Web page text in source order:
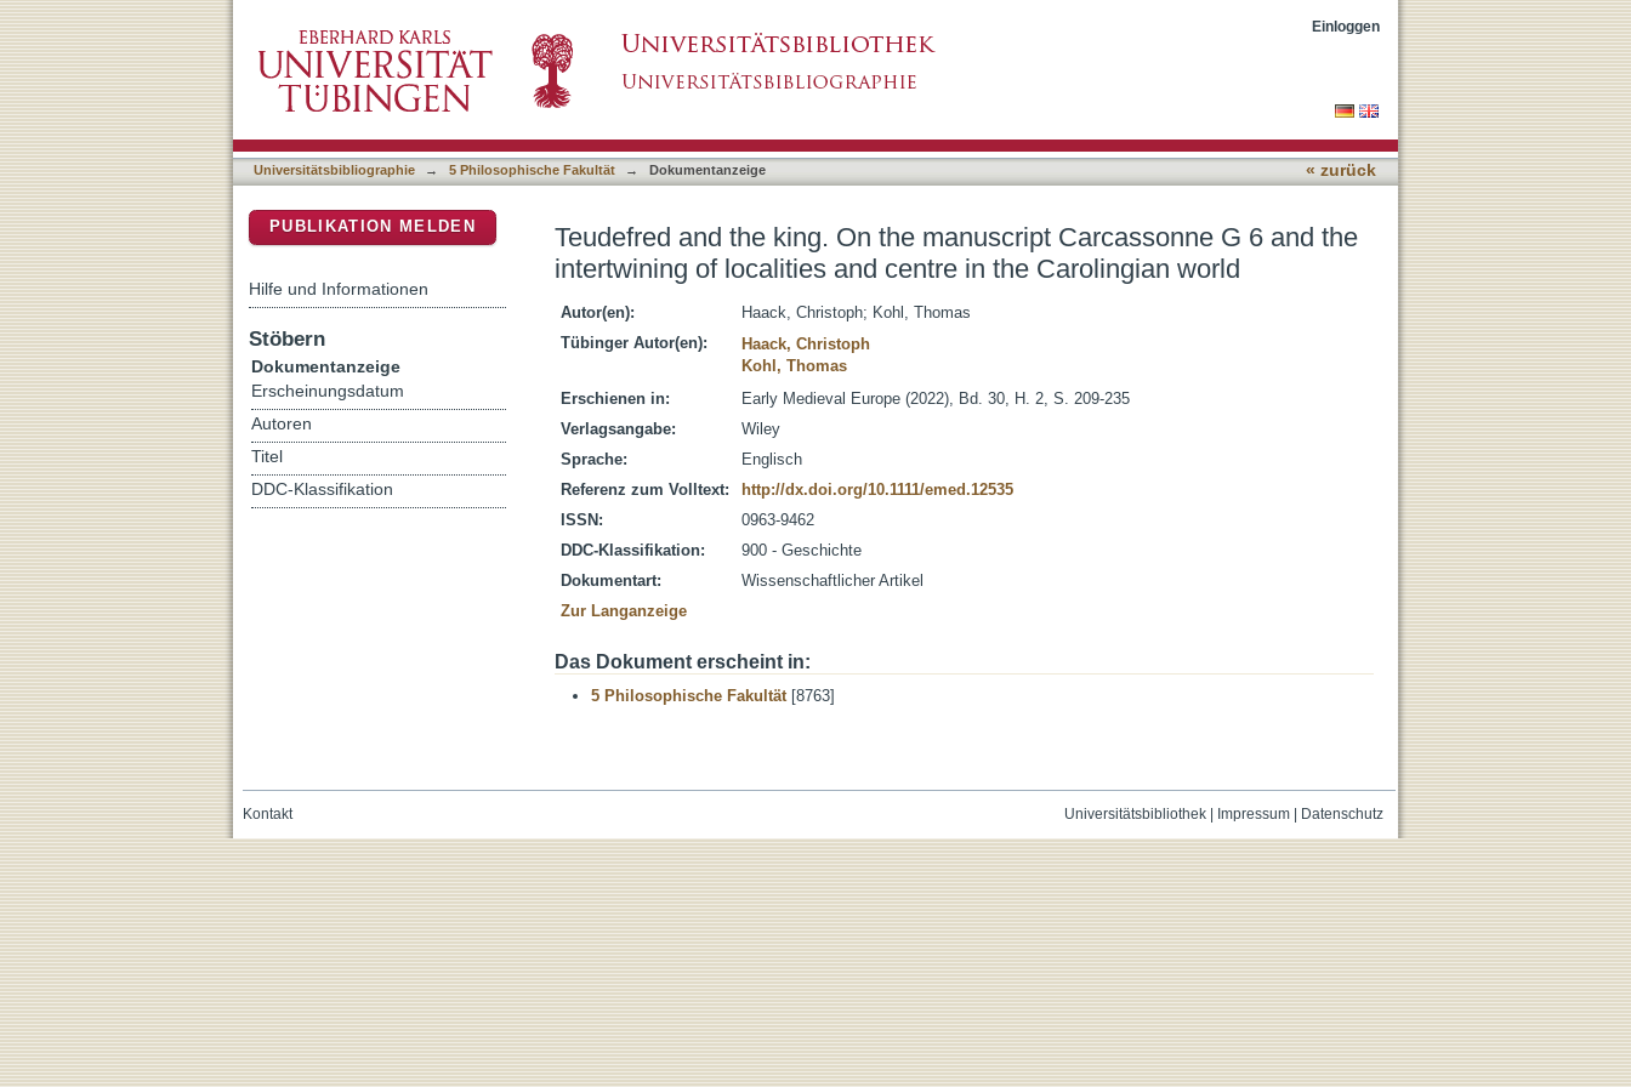
Teudefred and the king. On the manuscript Carcassonne G 6 and the intertwining of localities and
centre in the Carolingian world
Einloggen
Universitätsbibliographie → 5 Philosophische Fakultät → Dokumentanzeige « zurück
Teudefred and the king. On the manuscript Carcassonne G 6 and the
intertwining of localities and centre in the Carolingian world
Autor(en): Haack, Christoph; Kohl, Thomas
Tübinger Autor(en):
Haack, Christoph
Kohl, Thomas
Erschienen in:
Early Medieval Europe (2022), Bd. 30, H. 2, S. 209-235
Verlagsangabe:
Wiley
Sprache:
Englisch
Referenz zum Volltext:
http://dx.doi.org/10.1111/emed.12535
ISSN:
0963-9462
DDC-Klassifikation:
900 - Geschichte
Dokumentart:
Wissenschaftlicher Artikel
Zur Langanzeige
Das Dokument erscheint in:
5 Philosophische Fakultät[8763]
PUBLIKATION MELDEN
Hilfe und Informationen
Stöbern
Dokumentanzeige
Erscheinungsdatum
Autoren
Titel
DDC-Klassifikation
Universitätsbibliothek| Impressum| Datenschutz
Kontakt